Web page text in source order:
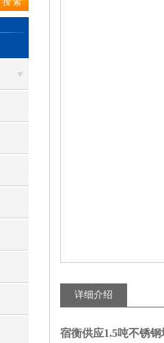
详细介绍
宿衡供应1.5吨不锈